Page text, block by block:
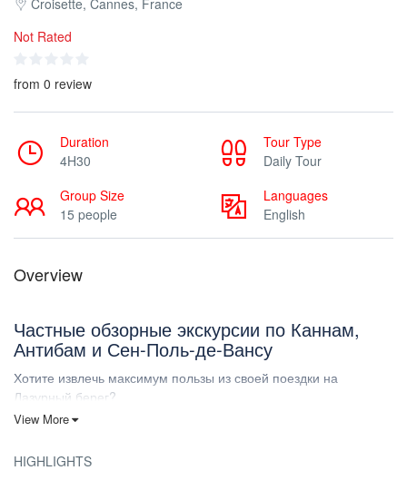
Croisette, Cannes, France
Not Rated
from 0 review
Duration
4H30
Tour Type
Daily Tour
Group Size
15 people
Languages
English
Overview
Частные обзорные экскурсии по Каннам,
Антибам и Сен-Поль-де-Вансу
Хотите извлечь максимум пользы из своей поездки на
Лазурный берег?
Что может быть лучше, чем обзорная экскурсия по самым
Позвольте нам немного рассказать Вам о том, чего Вы можете
View More
HIGHLIGHTS